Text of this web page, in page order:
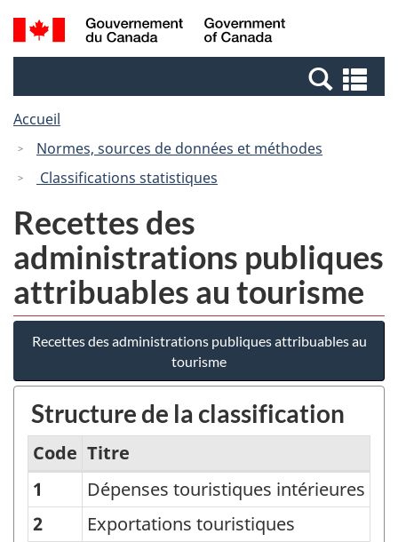
Passer
au
Passer
à
Canada
Recherche
et
et
Accueil
Normes, sources de données et méthodes
Classifications statistiques
Recettes des
administrations publiques
attribuables au tourisme
Recettes des administrations publiques attribuables au
tourisme
Structure de la classification
Recettes
des
Code Titre
1
Dépenses touristiques intérieures
2
Exportations touristiques